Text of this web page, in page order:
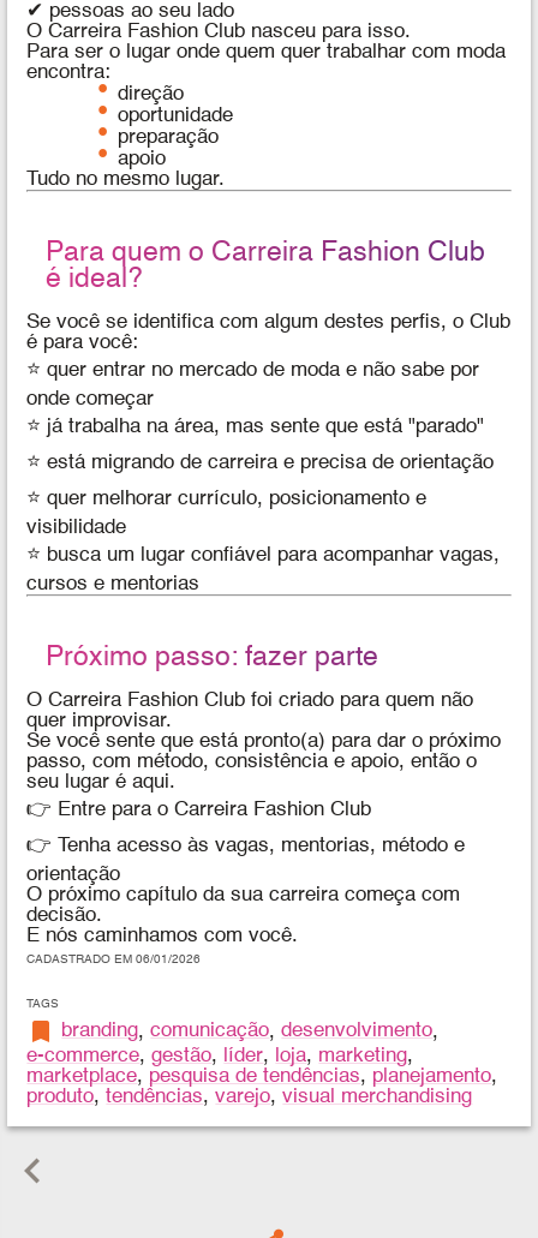
✔ pessoas ao seu lado
O Carreira Fashion Club nasceu para isso.
Para ser o lugar onde quem quer trabalhar com moda
encontra:
direção
oportunidade
preparação
apoio
Tudo no mesmo lugar.
Para quem o Carreira Fashion Club
é ideal?
Se você se identifica com algum destes perfis, o Club
é para você:
⭐ quer entrar no mercado de moda e não sabe por
onde começar
⭐ já trabalha na área, mas sente que está "parado"
⭐ está migrando de carreira e precisa de orientação
⭐ quer melhorar currículo, posicionamento e
visibilidade
⭐ busca um lugar confiável para acompanhar vagas,
cursos e mentorias
Próximo passo: fazer parte
O Carreira Fashion Club foi criado para quem não
quer improvisar.
Se você sente que está pronto(a) para dar o próximo
passo, com método, consistência e apoio, então o
seu lugar é aqui.
👉 Entre para o Carreira Fashion Club
👉 Tenha acesso às vagas, mentorias, método e
orientação
O próximo capítulo da sua carreira começa com
decisão.
E nós caminhamos com você.
CADASTRADO EM 06/01/2026
TAGS
bookmark branding,comunicação,desenvolvimento,
e-commerce,gestão, líder, loja, marketing,
marketplace, pesquisa de tendências, planejamento,
produto,tendências,varejo,visual merchandising
keyboard_arrow_left